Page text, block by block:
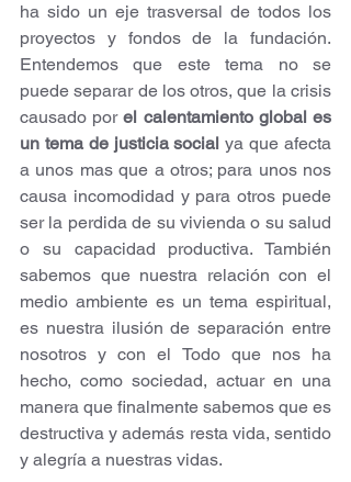
ha sido un eje trasversal de todos los
proyectos y fondos de la fundación.
Entendemos que este tema no se
puede separar de los otros, que la crisis
causado por el calentamiento global es
un tema de justicia social ya que afecta
a unos mas que a otros; para unos nos
causa incomodidad y para otros puede
ser la perdida de su vivienda o su salud
o su capacidad productiva. También
sabemos que nuestra relación con el
medio ambiente es un tema espiritual,
es nuestra ilusión de separación entre
nosotros y con el Todo que nos ha
hecho, como sociedad, actuar en una
manera que finalmente sabemos que es
destructiva y además resta vida, sentido
y alegría a nuestras vidas.